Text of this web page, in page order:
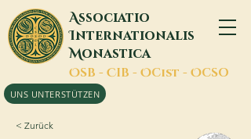
Associatio
Internationalis
Monastica
OSB - CIB - OCist - OCSO
UNS UNTERSTÜTZEN
< Zurück